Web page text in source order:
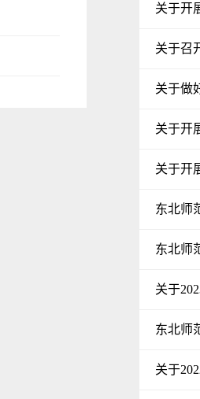
关于开
关于召
关于做
关于开
关于开
东北师
东北师
关于
东北师
关于